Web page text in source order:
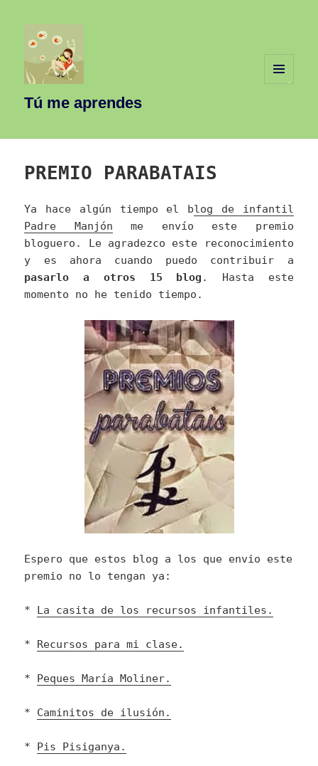
Tú me aprendes
PREMIO PARABATAIS
Ya hace algún tiempo el blog de infantil
Padre Manjón me envío este premio
bloguero. Le agradezco este reconocimiento
y es ahora cuando puedo contribuir a
pasarlo a otros 15 blog . Hasta este
momento no he tenido tiempo.
Espero que estos blog a los que envio este
premio no lo tengan ya:
* La casita de los recursos infantiles.
* Recursos para mi clase.
* Peques María Moliner.
* Caminitos de ilusión.
* Pis Pisiganya.